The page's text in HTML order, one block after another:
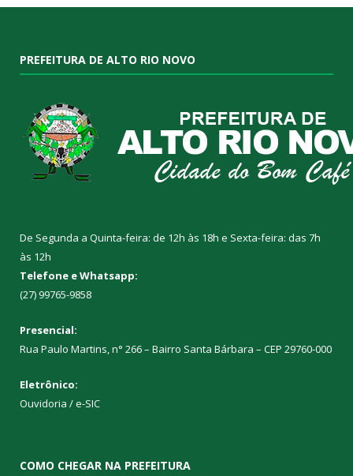
PREFEITURA DE ALTO RIO NOVO
De Segunda a Quinta-feira: de 12h às 18h e Sexta-feira: das 7h
às 12h
Telefone e Whatsapp:
(27) 99765-9858
Presencial:
Rua Paulo Martins, n° 266 – Bairro Santa Bárbara – CEP 29760-000
Eletrônico:
Ouvidoria /e-SIC
COMO CHEGAR NA PREFEITURA